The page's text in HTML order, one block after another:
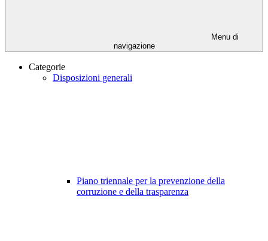
Menu di
navigazione
Categorie
Disposizioni generali
Piano triennale per la prevenzione della
corruzione e della trasparenza